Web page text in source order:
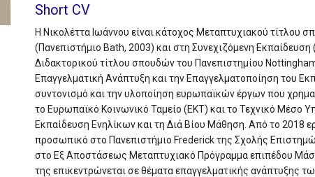
Short CV
Η Νικολέττα Ιωάννου είναι κάτοχος Μεταπτυχιακού τίτλου
(Πανεπιστήμιο Bath, 2003) και στη Συνεχιζόμενη
Διδακτορικού τίτλου σπουδών του Πανεπιστημίου
Επαγγελματική Ανάπτυξη και την Επαγγελματοποίηση του
συντονισμό και την υλοποίηση ευρωπαϊκών έργων που
το Ευρωπαϊκό Κοινωνικό Ταμείο (ΕΚΤ) και το Τεχνικό Μέσο
Εκπαίδευση Ενηλίκων και τη Διά Βίου Μάθηση. Από το 2018
προσωπικό στο Πανεπιστήμιο Frederick της Σχολής
στο Εξ Αποστάσεως Μεταπτυχιακό Πρόγραμμα επιπέδου
της επικεντρώνεται σε θέματα επαγγελματικής ανάπτυξης